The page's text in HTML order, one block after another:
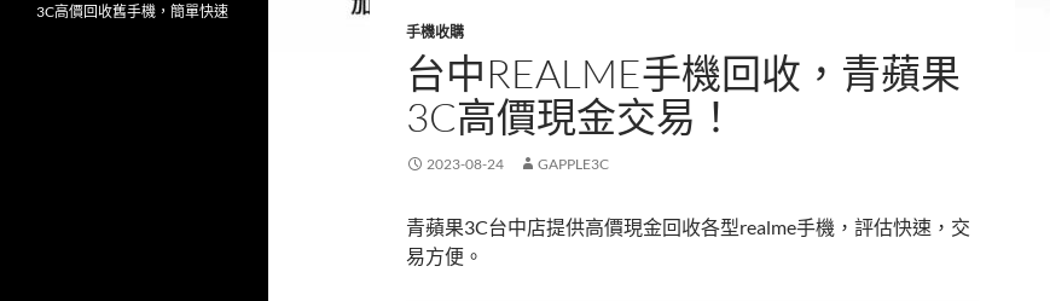
手機收購
台中REALME手機回收，青蘋果
3C高價現金交易！
2023-08-24 GAPPLE3C
青蘋果3C台中店提供高價現金回收各型realme手機，評估快速，交
易方便。
3C高價回收舊手機，簡單快速